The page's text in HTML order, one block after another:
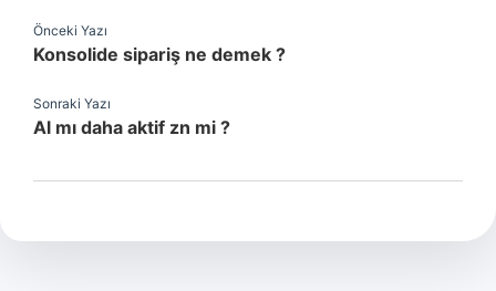
Önceki Yazı
Konsolide sipariş ne demek ?
Sonraki Yazı
Al mı daha aktif zn mi ?